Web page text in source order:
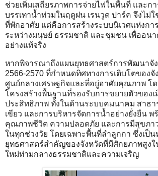
ช่วยเพิ่มเสถียรภาพการจ่ายไฟในพื้นที่ และ
บรรเทาน้ำท่วมในฤดูฝน เรนวูด ปาร์ค จึงไม่ใ
ที่พักอาศัย แต่คือการสร้างระบบนิเวศแห่งก
ระหว่างมนุษย์ ธรรมชาติ และชุมชน เพื่ออน
อย่างแท้จริง
หากพิจารณาถึงแผนยุทธศาสตร์การพัฒนาจั
2566-2570 ที่กำหนดทิศทางการเติบโตของจั
ศูนย์กลางเศรษฐกิจและที่อยู่อาศัยคุณภาพ โ
โครงสร้างพื้นฐานที่รองรับการขยายตัวของเ
ประสิทธิภาพ ทั้งในด้านระบบคมนาคม สาธ
เขียว และการบริหารจัดการน้ำอย่างยั่งยืน พ
คุณภาพชีวิต ความปลอดภัย และการมีสุขภา
ในทุกช่วงวัย โดยเฉพาะพื้นที่ลำลูกกา ซึ่งเป็น
ยุทธศาสตร์สำคัญของจังหวัดที่มีศักยภาพสูง
ใหม่ท่ามกลางธรรมชาติและความเจริญ